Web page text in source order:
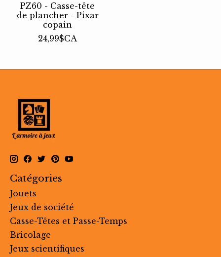
PZ60 - Casse-tête
de plancher - Pixar
copain
24,99$CA
Catégories
Jouets
Jeux de société
Casse-Têtes et Passe-Temps
Bricolage
Jeux scientifiques